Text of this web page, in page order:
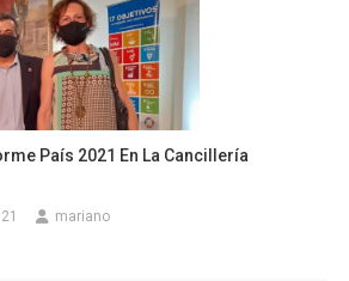
País 2021 En La Cancillería
mariano